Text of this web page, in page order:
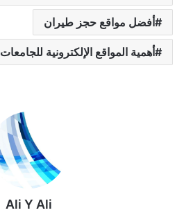
أفضل مواقع حجز طيران
أهمية المواقع الإلكترونية للجامعات
Ali Y Ali